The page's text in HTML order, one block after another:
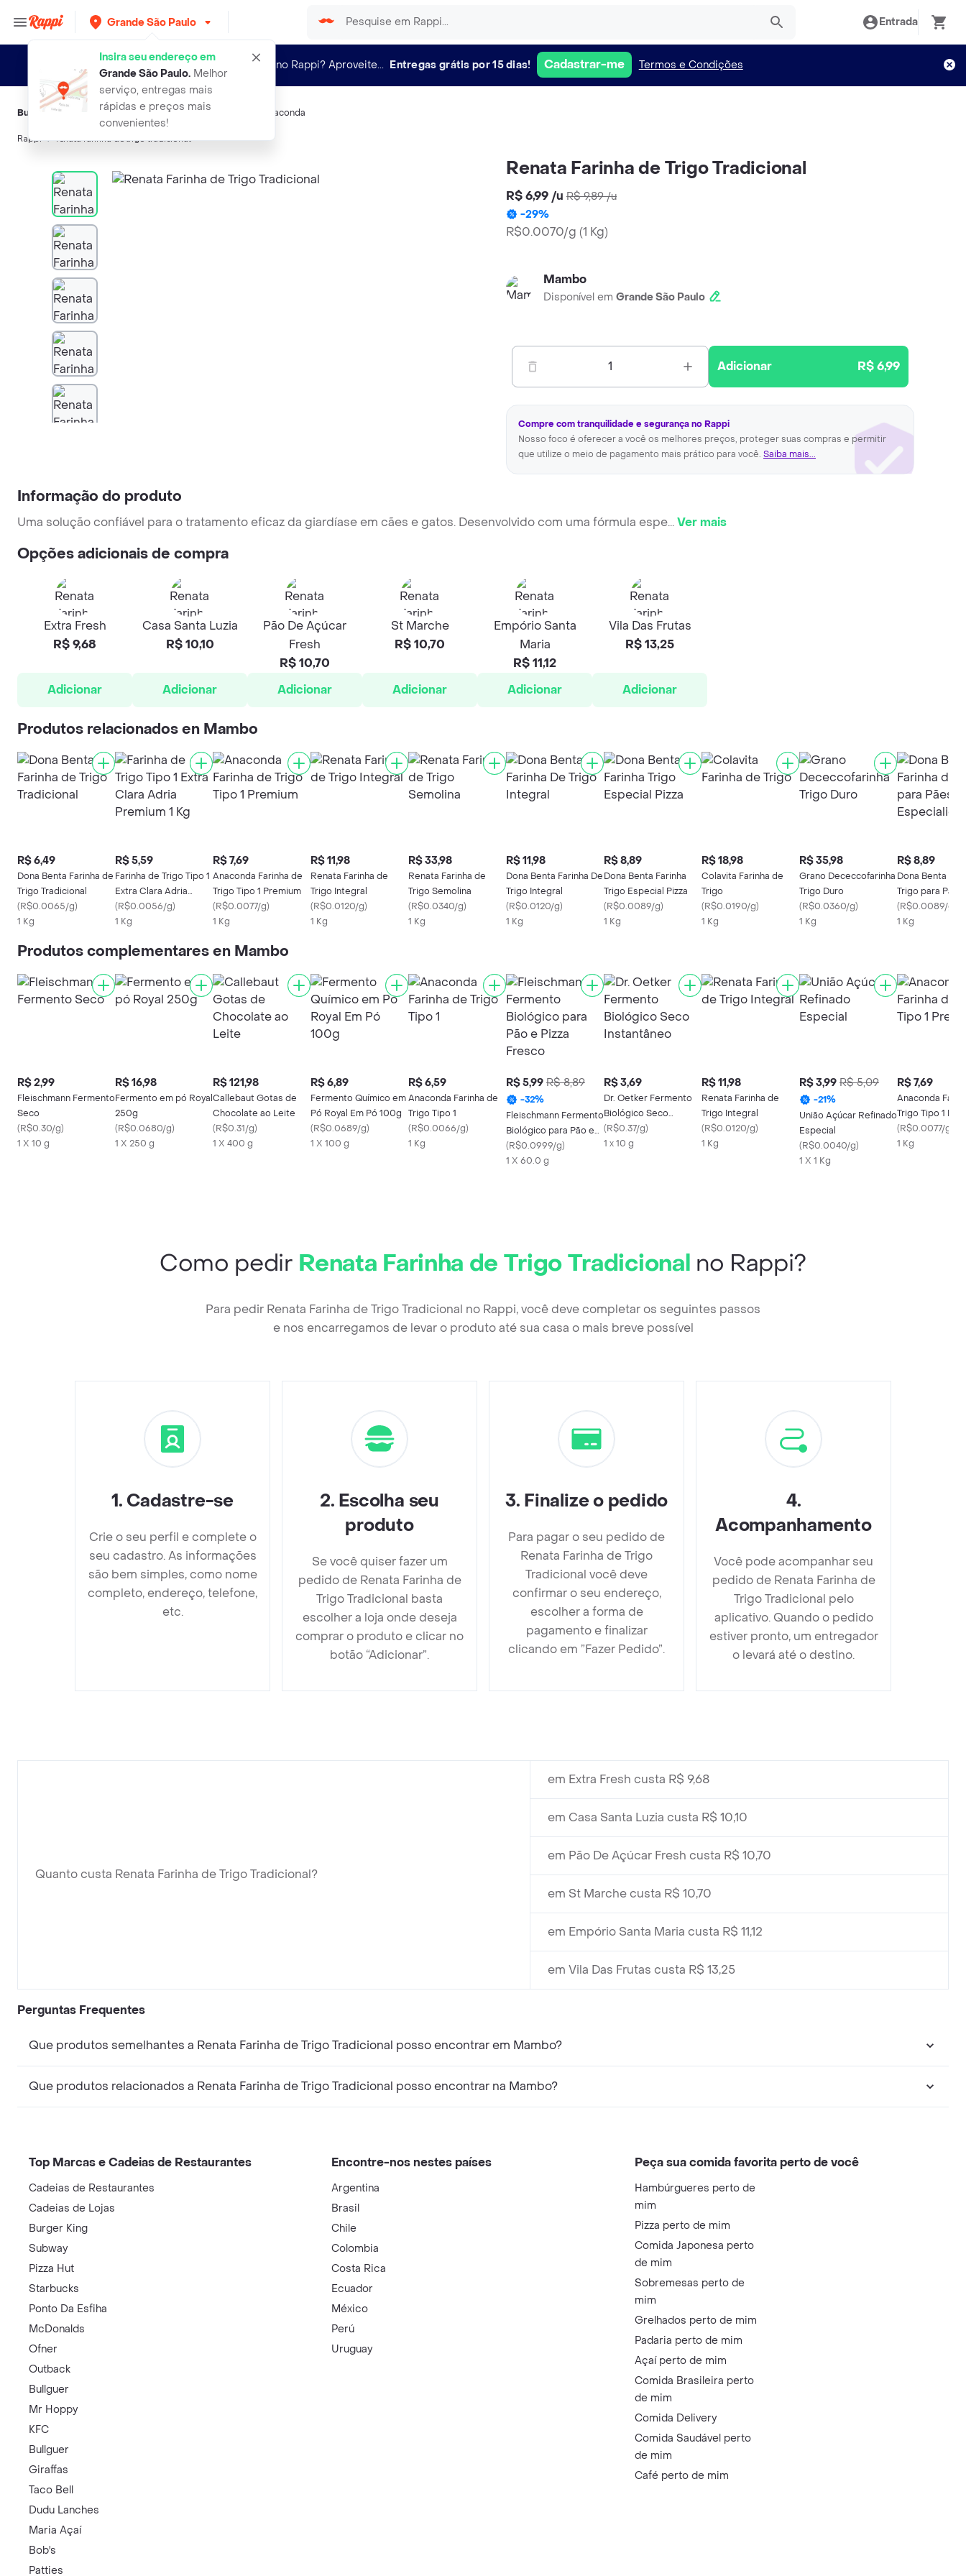
Grande São Paulo
Insira seu endereço em
Grande São Paulo.Melhor
serviço, entregas mais
rápidas e preços mais
convenientes!
Entrada
Novo no Rappi? Aproveite... Entregas grátis por 15 dias! Cadastrar-me Termos e Condições
Buscas relacionadas:Farinha, Renata,Dona Benta Anaconda
Rappi renata farinha de trigo tradicional
Renata Farinha de Trigo Tradicional
R$ 6,99 /u R$ 9,89/u
-29%
R$0.0070/g (1 Kg)
Mambo
Disponível em Grande São Paulo
1 Adicionar R$ 6,99
Compre com tranquilidade e segurança no Rappi
Nosso foco é oferecer a você os melhores preços, proteger suas compras e permitir
que utilize o meio de pagamento mais prático para você. Saiba mais...
Informação do produto
Uma solução confiável para o tratamento eficaz da giardíase em cães e gatos. Desenvolvido com uma fórmula espe...Ver mais
Opções adicionais de compra
Extra Fresh
R$ 9,68
Adicionar
Casa Santa Luzia
R$ 10,10
Adicionar
Pão De Açúcar
Fresh
R$ 10,70
Adicionar
St Marche
R$ 10,70
Adicionar
Empório Santa
Maria
R$ 11,12
Adicionar
Vila Das Frutas
R$ 13,25
Adicionar
Produtos relacionados en Mambo
R$ 6,49
Dona Benta Farinha de
Trigo Tradicional
(R$0.0065/g)
1 Kg
R$ 5,59
Farinha de Trigo Tipo 1
Extra Clara Adria
Premium 1 Kg
(R$0.0056/g)
1 Kg
R$ 7,69
Anaconda Farinha de
Trigo Tipo 1 Premium
(R$0.0077/g)
1 Kg
R$ 11,98
Renata Farinha de
Trigo Integral
(R$0.0120/g)
1 Kg
R$ 33,98
Renata Farinha de
Trigo Semolina
(R$0.0340/g)
1 Kg
R$ 11,98
Dona Benta Farinha De
Trigo Integral
(R$0.0120/g)
1 Kg
R$ 8,89
Dona Benta Farinha
Trigo Especial Pizza
(R$0.0089/g)
1 Kg
R$ 18,98
Colavita Farinha de
Trigo
(R$0.0190/g)
1 Kg
R$ 35,98
Grano Dececcofarinha
Trigo Duro
(R$0.0360/g)
1 Kg
R$ 8,89
Dona Benta
Trigo para Pães
Especialidades
(R$0.0089/g
1 Kg
Produtos complementares en Mambo
R$ 2,99
Fleischmann Fermento
Seco
(R$0.30/g)
1 X 10 g
R$ 16,98
Fermento em pó Royal
250g
(R$0.0680/g)
1 X 250 g
R$ 121,98
Callebaut Gotas de
Chocolate ao Leite
(R$0.31/g)
1 X 400 g
R$ 6,89
Fermento Químico em
Pó Royal Em Pó 100g
(R$0.0689/g)
1 X 100 g
R$ 6,59
Anaconda Farinha de
Trigo Tipo 1
(R$0.0066/g)
1 Kg
R$ 5,99 R$ 8,89
-32%
Fleischmann Fermento
Biológico para Pão e
Pizza Fresco
(R$0.0999/g)
1 X 60.0 g
R$ 3,69
Dr. Oetker Fermento
Biológico Seco
Instantâneo
(R$0.37/g)
1 x 10 g
R$ 11,98
Renata Farinha de
Trigo Integral
(R$0.0120/g)
1 Kg
R$ 3,99 R$ 5,09
-21%
União Açúcar Refinado
Especial
(R$0.0040/g)
1 X 1 Kg
R$ 7,69
Anaconda
Trigo Tipo 1
(R$0.0077/g
1 Kg
Como pedir Renata Farinha de Trigo Tradicional no Rappi?
Para pedir Renata Farinha de Trigo Tradicional no Rappi, você deve completar os seguintes passos
e nos encarregamos de levar o produto até sua casa o mais breve possível
1. Cadastre-se
Crie o seu perfil e complete o
seu cadastro. As informações
são bem simples, como nome
completo, endereço, telefone,
etc.
2. Escolha seu
produto
Se você quiser fazer um
pedido de Renata Farinha de
Trigo Tradicional basta
escolher a loja onde deseja
comprar o produto e clicar no
botão “Adicionar”.
3. Finalize o pedido
Para pagar o seu pedido de
Renata Farinha de Trigo
Tradicional você deve
confirmar o seu endereço,
escolher a forma de
pagamento e finalizar
clicando em ”Fazer Pedido”.
4.
Acompanhamento
Você pode acompanhar seu
pedido de Renata Farinha de
Trigo Tradicional pelo
aplicativo. Quando o pedido
estiver pronto, um entregador
o levará até o destino.
Quanto custa Renata Farinha de Trigo Tradicional?
em Extra Fresh custa R$ 9,68
em Casa Santa Luzia custa R$ 10,10
em Pão De Açúcar Fresh custa R$ 10,70
em St Marche custa R$ 10,70
em Empório Santa Maria custa R$ 11,12
em Vila Das Frutas custa R$ 13,25
Perguntas Frequentes
Que produtos semelhantes a Renata Farinha de Trigo Tradicional posso encontrar em Mambo?
Que produtos relacionados a Renata Farinha de Trigo Tradicional posso encontrar na Mambo?
Top Marcas e Cadeias de Restaurantes
Cadeias de Restaurantes
Cadeias de Lojas
Burger King
Subway
Pizza Hut
Starbucks
Ponto Da Esfiha
McDonalds
Ofner
Outback
Bullguer
Mr Hoppy
KFC
Bullguer
Giraffas
Taco Bell
Dudu Lanches
Maria Açaí
Bob's
Patties
Encontre-nos nestes países
Argentina
Brasil
Chile
Colombia
Costa Rica
Ecuador
México
Perú
Uruguay
Peça sua comida favorita perto de você
Hambúrgueres perto de
mim
Pizza perto de mim
Comida Japonesa perto
de mim
Sobremesas perto de
mim
Grelhados perto de mim
Padaria perto de mim
Açaí perto de mim
Comida Brasileira perto
de mim
Comida Delivery
Comida Saudável perto
de mim
Café perto de mim